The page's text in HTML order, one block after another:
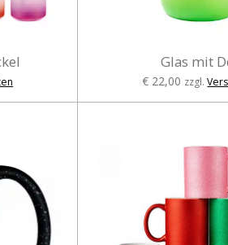
Glas mit
€ 22,00 zzgl.